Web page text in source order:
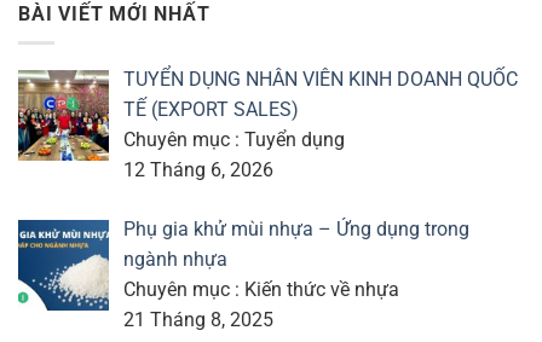
BÀI VIẾT MỚI NHẤT
TUYỂN DỤNG NHÂN VIÊN KINH DOANH QUỐC
TẾ (EXPORT SALES)
Chuyên mục : Tuyển dụng
12 Tháng 6, 2026
Phụ gia khử mùi nhựa – Ứng dụng trong
ngành nhựa
Chuyên mục : Kiến thức về nhựa
21 Tháng 8, 2025